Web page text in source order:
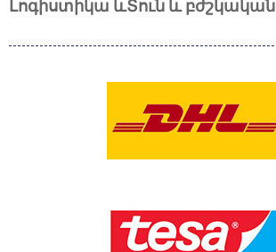
Լոգիստիկա ևՏուն և բժշկական